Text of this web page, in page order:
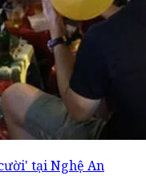
tại Nghệ An